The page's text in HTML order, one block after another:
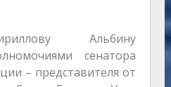
Альбину
сенатора
– представителя от